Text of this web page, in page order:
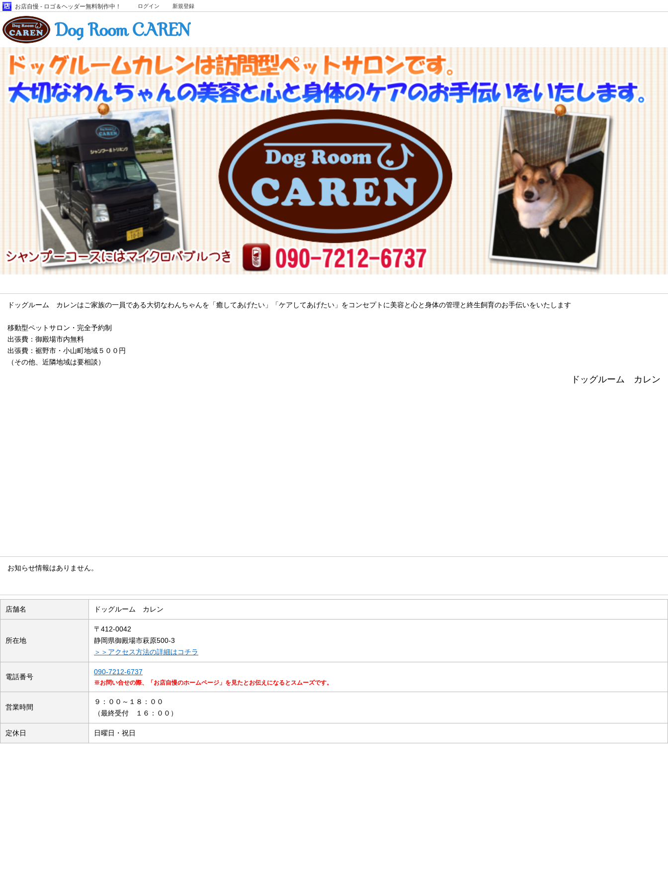
お店自慢 - ロゴ＆ヘッダー無料制作中！ ログイン 新規登録
ドッグルーム カレンはご家族の一員である大切なわんちゃんを「癒してあげたい」「ケアしてあげたい」をコンセプトに美容と心と身体の管理と終生飼育のお手伝いをいたします
移動型ペットサロン・完全予約制
出張費：御殿場市内無料
出張費：裾野市・小山町地域５００円
（その他、近隣地域は要相談）
ドッグルーム カレン
お知らせ情報はありません。
店舗名 ドッグルーム カレン
所在地
〒412-0042
静岡県御殿場市萩原500-3
＞＞アクセス方法の詳細はコチラ
電話番号
090-7212-6737
※お問い合せの際、「お店自慢のホームページ」を見たとお伝えになるとスムーズです。
営業時間
９：００～１８：００
（最終受付 １６：００）
定休日 日曜日・祝日